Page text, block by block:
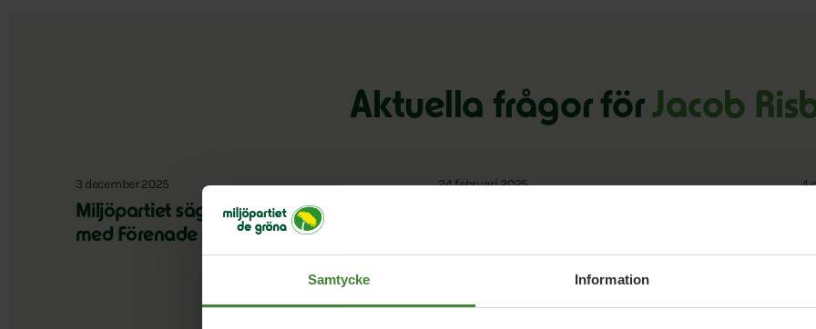
Samtycke Information
Aktuella frågor förJacob
3 december 2025
Miljöpartiet säger nej till vapenhandel
med Förenade Arabemiraten
24 februari 2025 4